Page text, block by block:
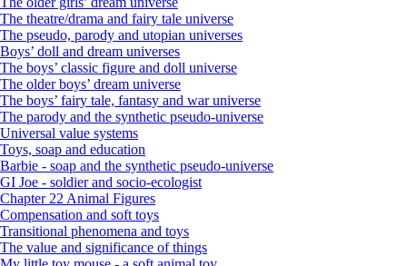
The theatre/drama and fairy tale universe
The pseudo, parody and utopian universes
Boys’ doll and dream universes
The boys’ classic figure and doll universe
The older boys’ dream universe
The boys’ fairy tale, fantasy and war universe
The parody and the synthetic pseudo-universe
Universal value systems
Toys, soap and education
Barbie - soap and the synthetic pseudo-universe
GI Joe - soldier and socio-ecologist
Chapter 22 Animal Figures
Compensation and soft toys
Transitional phenomena and toys
The value and significance of things